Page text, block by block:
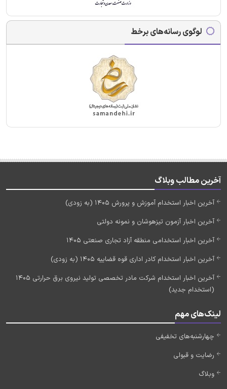
لوگوی رسانه‌های برخط
آخرین مطالب وبلاگ
آخرین اخبار استخدام آموزش و پرورش 1405 (به زودی)
آخرین اخبار آزمون تیزهوشان و نمونه دولتی
آخرین اخبار استخدامی منطقه آزاد تجاری صنعتی 1405
آخرین اخبار استخدام کادر اداری قوه قضاییه 1405 (به زودی)
آخرین اخبار استخدام شرکت مادر تخصصی تولید نیروی برق حرارتی 1405
(استخدام جدید)
لینک‌های مهم
چهارشنبه‌های تخفیفی
رضایت و قبولی
وبلاگ